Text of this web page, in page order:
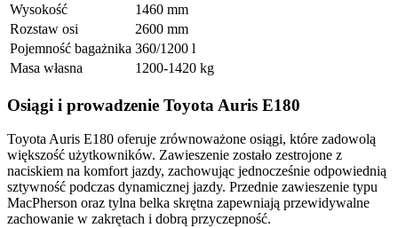
Wysokość
1460 mm
Rozstaw osi
2600 mm
Pojemność bagażnika 360/1200 l
Masa własna
1200-1420 kg
Osiągi i prowadzenie Toyota Auris E180
Toyota Auris E180 oferuje zrównoważone osiągi, które zadowolą
większość użytkowników. Zawieszenie zostało zestrojone z
naciskiem na komfort jazdy, zachowując jednocześnie odpowiednią
sztywność podczas dynamicznej jazdy. Przednie zawieszenie typu
MacPherson oraz tylna belka skrętna zapewniają przewidywalne
zachowanie w zakrętach i dobrą przyczepność.